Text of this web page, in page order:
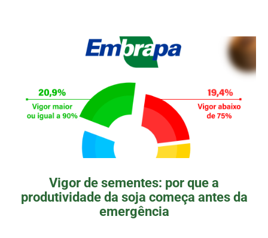
Vigor de sementes: por que a
produtividade da soja começa antes da
emergência